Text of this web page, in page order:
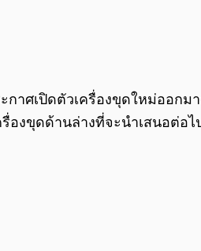
าศเปิดตัวเครื่องขุดใหม่ออกม
องขุดด้านล่างที่จะนำเสนอต่